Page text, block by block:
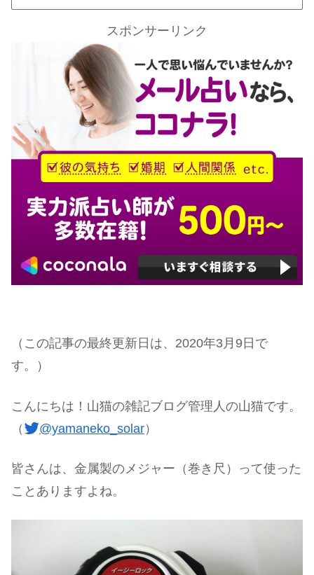
スポンサーリンク
（この記事の最終更新日は、2020年3月9日で
す。）
こんにちは！山猫の雑記ブログ管理人の山猫です。
（
@yamaneko_solar）
皆さんは、金属製のメジャー（巻き尺）って使った
ことありますよね。